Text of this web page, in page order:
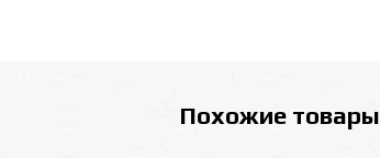
Похожие товары